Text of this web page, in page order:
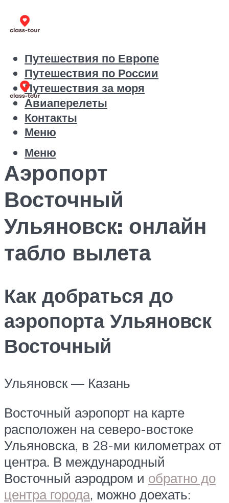
Путешествия по Европе
Путешествия по России
Путешествия за моря
Авиаперелеты
Контакты
Меню
Меню
Аэропорт
Восточный
Ульяновск: онлайн
табло вылета
Как добраться до
аэропорта Ульяновск
Восточный
Ульяновск — Казань
Восточный аэропорт на карте
расположен на северо-востоке
Ульяновска, в 28-ми километрах от
центра. В международный
Восточный аэродром и обратно до
центра города, можно доехать: